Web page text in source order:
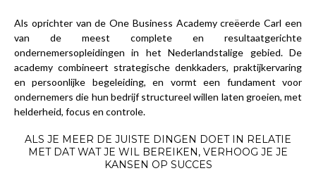
Als oprichter van deOne Business Academycreëerde Carl een
van de meest complete en resultaatgerichte
ondernemersopleidingen in het Nederlandstalige gebied. De
academy combineert strategische denkkaders, praktijkervaring
en persoonlijke begeleiding, en vormt een fundament voor
ondernemers die hun bedrijf structureel willen laten groeien, met
helderheid, focus en controle.
ALS JE MEER DE JUISTE DINGEN DOET IN RELATIE
MET DAT WAT JE WIL BEREIKEN, VERHOOG JE JE
KANSEN OP SUCCES